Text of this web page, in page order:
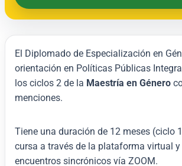
El Diplomado de Especialización en
orientación en Políticas Públicas
los ciclos 2 de la Maestría en Género
menciones.
Tiene una duración de 12 meses (ciclo
cursa a través de la plataforma virtual
encuentros sincrónicos vía ZOOM.